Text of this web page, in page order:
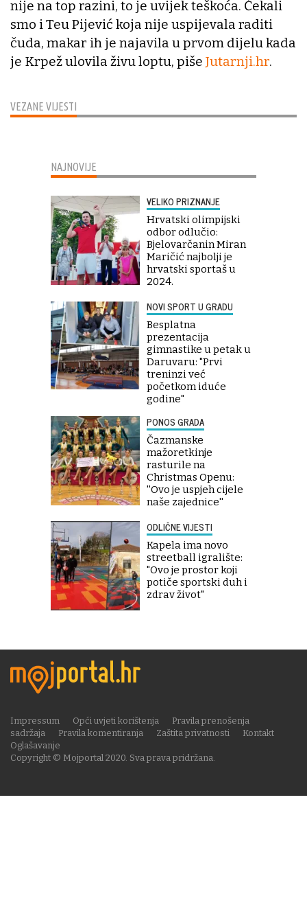
VEZANE VIJESTI
nije na top razini, to je uvijek teškoća. Čekali
smo i Teu Pijević koja nije uspijevala raditi
čuda, makar ih je najavila u prvom dijelu kada
je Krpež ulovila živu loptu, piše Jutarnji.hr.
NAJNOVIJE
VELIKO PRIZNANJE
Hrvatski olimpijski
odbor odlučio:
Bjelovarčanin Miran
Maričić najbolji je
hrvatski sportaš u
2024.
NOVI SPORT U GRADU
Besplatna
prezentacija
gimnastike u petak u
Daruvaru: "Prvi
treninzi već
početkom iduće
godine"
PONOS GRADA
Čazmanske
mažoretkinje
rasturile na
Christmas Openu:
''Ovo je uspjeh cijele
naše zajednice''
ODLIČNE VIJESTI
Kapela ima novo
streetball igralište:
"Ovo je prostor koji
potiče sportski duh i
zdrav život"
Copyright © Mojportal 2020. Sva prava pridržana.
Impressum Opći uvjeti korištenja
Pravila prenošenja
sadržaja
Pravila komentiranja Zaštita privatnosti
Kontakt
Oglašavanje